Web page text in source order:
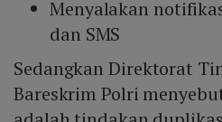
Menyalakan
dan SMS
Sedangkan Direktorat
Bareskrim Polri